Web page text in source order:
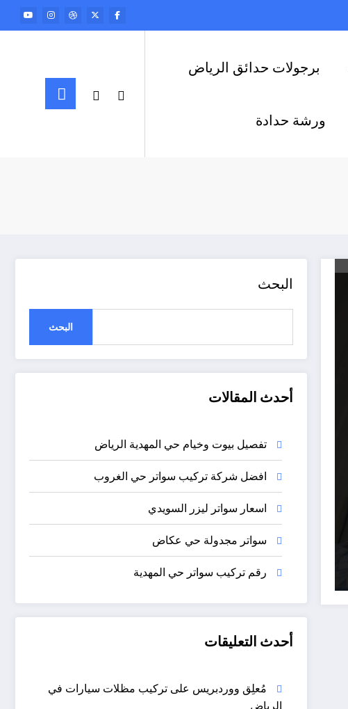
برجولات حدائق الرياض
ورشة حدادة
البحث
البحث
أحدث المقالات
تفصيل بيوت وخيام حي المهدية الرياض
افضل شركة تركيب سواتر حي الغروب
اسعار سواتر ليزر السويدي
سواتر مجدولة حي عكاض
رقم تركيب سواتر حي المهدية
أحدث التعليقات
مُعلِق ووردبريس علىتركيب مظلات سيارات في
الرياض